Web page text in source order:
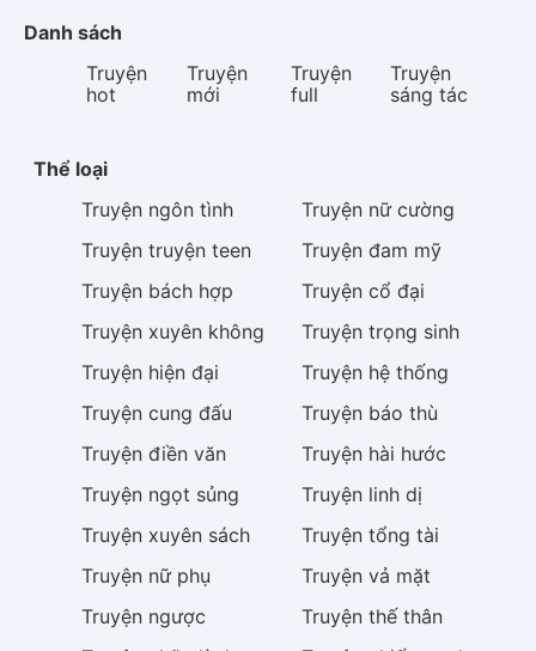
Danh sách
Truyện
hot
Truyện
mới
Truyện
full
Truyện
sáng tác
Thể loại
Truyện ngôn tình Truyện nữ cường
Truyện truyện teen Truyện đam mỹ
Truyện bách hợp Truyện cổ đại
Truyện xuyên không Truyện trọng sinh
Truyện hiện đại Truyện hệ thống
Truyện cung đấu Truyện báo thù
Truyện điền văn Truyện hài hước
Truyện ngọt sủng Truyện linh dị
Truyện xuyên sách Truyện tổng tài
Truyện nữ phụ Truyện vả mặt
Truyện ngược Truyện thế thân